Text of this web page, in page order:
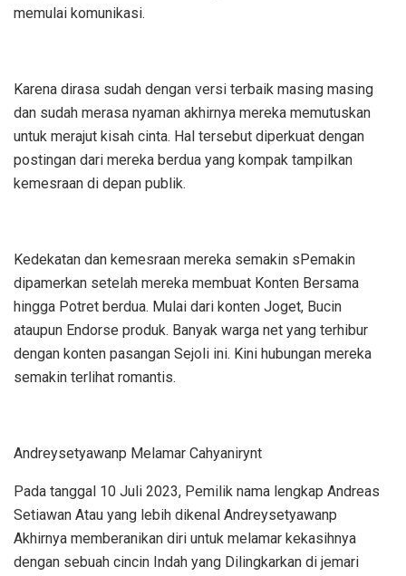
memulai komunikasi.
Karena dirasa sudah dengan versi terbaik masing masing
dan sudah merasa nyaman akhirnya mereka memutuskan
untuk merajut kisah cinta. Hal tersebut diperkuat dengan
postingan dari mereka berdua yang kompak tampilkan
kemesraan di depan publik.
Kedekatan dan kemesraan mereka semakin sPemakin
dipamerkan setelah mereka membuat Konten Bersama
hingga Potret berdua. Mulai dari konten Joget, Bucin
ataupun Endorse produk. Banyak warga net yang terhibur
dengan konten pasangan Sejoli ini. Kini hubungan mereka
semakin terlihat romantis.
Andreysetyawanp Melamar Cahyanirynt
Pada tanggal 10 Juli 2023, Pemilik nama lengkap Andreas
Setiawan Atau yang lebih dikenal Andreysetyawanp
Akhirnya memberanikan diri untuk melamar kekasihnya
dengan sebuah cincin Indah yang Dilingkarkan di jemari